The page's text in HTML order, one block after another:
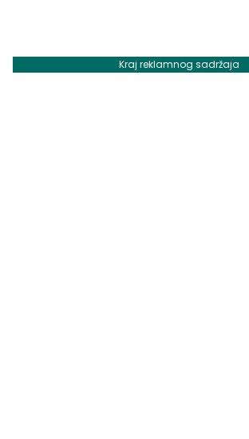
Kraj reklamnog sadržaja